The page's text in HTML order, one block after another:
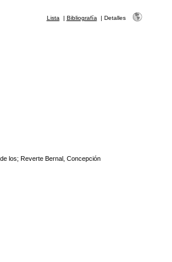
Lista | Bibliografía | Detalles
los; Reverte Bernal, Concepción